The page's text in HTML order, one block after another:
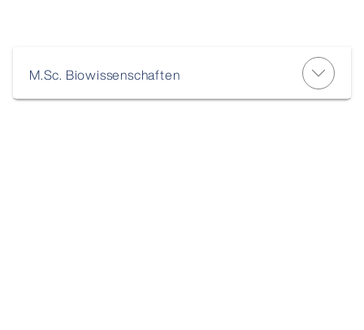
M.Sc. Biowissenschaften